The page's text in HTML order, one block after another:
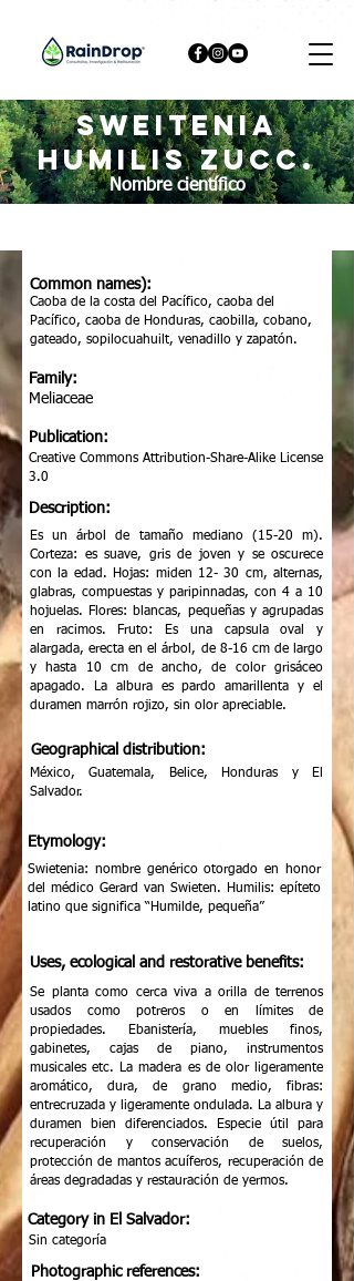
Sweitenia
humilis Zucc.
Nombre científico
Common names):
Caoba de la costa del Pacífico, caoba del
Pacífico, caoba de Honduras, caobilla, cobano,
gateado, sopilocuahuilt, venadillo y zapatón.
Family:
Meliaceae
Publication:
Creative Commons Attribution-Share-Alike License
3.0
Description:
Es un árbol de tamaño mediano (15-20 m).
Corteza: es suave, gris de joven y se oscurece
con la edad. Hojas: miden 12- 30 cm, alternas,
glabras, compuestas y paripinnadas, con 4 a 10
hojuelas. Flores: blancas, pequeñas y agrupadas
en racimos. Fruto: Es una capsula oval y
alargada, erecta en el árbol, de 8-16 cm de largo
y hasta 10 cm de ancho, de color grisáceo
apagado. La albura es pardo amarillenta y el
duramen marrón rojizo, sin olor apreciable.
Geographical distribution:
México, Guatemala, Belice, Honduras y El
Salvador.
Etymology:
Swietenia: nombre genérico otorgado en honor
del médico Gerard van Swieten. Humilis: epíteto
latino que significa “Humilde, pequeña”
Uses, ecological and restorative benefits:
Se planta como cerca viva a orilla de terrenos
usados como potreros o en límites de
propiedades. Ebanistería, muebles finos,
gabinetes, cajas de piano, instrumentos
musicales etc. La madera es de olor ligeramente
aromático, dura, de grano medio, fibras:
entrecruzada y ligeramente ondulada. La albura y
duramen bien diferenciados. Especie útil para
recuperación y conservación de suelos,
protección de mantos acuíferos, recuperación de
áreas degradadas y restauración de yermos.
Category in El Salvador:
Sin categoría
Photographic references: